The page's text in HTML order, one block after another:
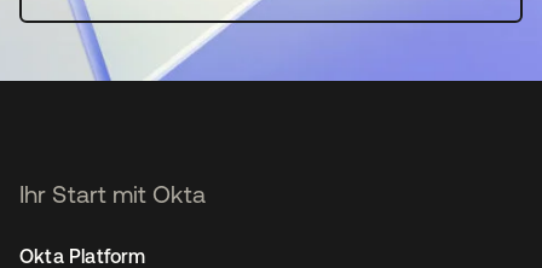
Ihr Start mit Okta
Okta Platform